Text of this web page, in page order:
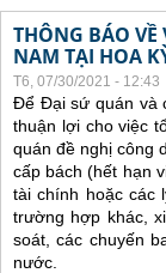
THÔNG BÁO VỀ
NAM TẠI HOA
T6, 07/30/2021 - 12:43
Để Đại sứ quán và
thuận lợi cho việc
quán đề nghị công
cấp bách (hết hạn
tài chính hoặc các
trường hợp khác,
soát, các chuyến
nước.